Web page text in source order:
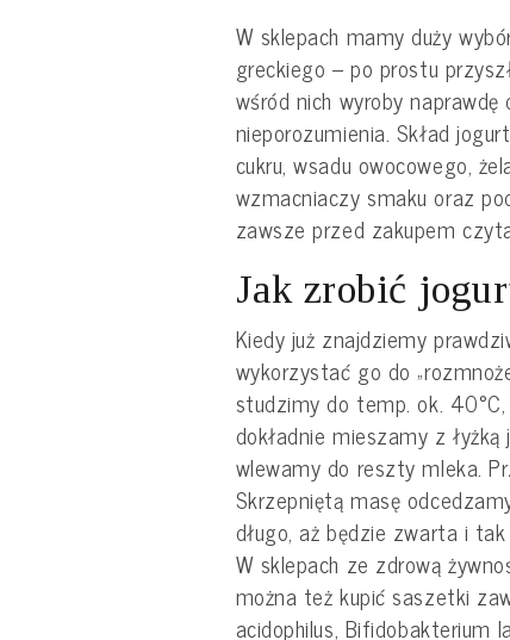
W sklepach mamy duży
greckiego – po prostu
wśród nich wyroby
nieporozumienia. Skład
cukru, wsadu owocowego,
wzmacniaczy smaku oraz
zawsze przed zakupem
Jak zrobić
Kiedy już znajdziemy
wykorzystać go do
studzimy do temp. ok.
dokładnie mieszamy z
wlewamy do reszty mleka.
Skrzepniętą masę
długo, aż będzie zwarta i
W sklepach ze zdrową
można też kupić saszetki
acidophilus, Bifidobakterium